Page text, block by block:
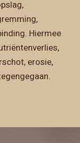
Hiermee
erosie,